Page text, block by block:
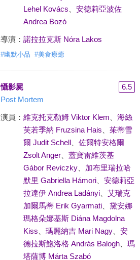
Lehel Kovács
安德莉亞波佐
Andrea Bozó
導演： 諾拉拉克斯 Nóra Lakos
#幽默小品 #美食療癒
懾影屍
6.5
Post Mortem
演員： 維克托克勒姆 Viktor Klem
海絲
芙若季納 Fruzsina Hais
茱蒂雪
爾 Judit Schell、 佐爾特安格爾
Zsolt Anger、 蓋寶雷維茨基
Gábor Reviczky、 加布里瑞拉哈
默里 Gabriella Hámori、 安德莉亞
拉達伊 Andrea Ladányi、 艾瑞克
加爾馬蒂 Erik Gyarmati、 黛安娜
瑪格朵娜基斯 Diána Magdolna
Kiss
瑪麗納吉 Mari Nagy、 安
德拉斯鮑洛格 András Balogh、 瑪
塔薩博 Márta Szabó